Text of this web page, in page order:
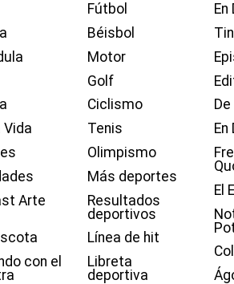
Vida
Arte
con el
Fútbol
Béisbol
Motor
Golf
Ciclismo
Tenis
Olimpismo
Más deportes
Resultados
deportivos
Línea de hit
Libreta
deportiva
El